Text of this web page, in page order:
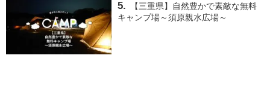
【三重県】自然豊かで素敵な無料
キャンプ場～須原親水広場～